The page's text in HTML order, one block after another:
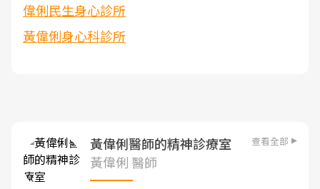
偉俐民生身心診所
黃偉俐身心科診所
黃偉俐醫師的精神診療室 查看全部
黃偉俐 醫師